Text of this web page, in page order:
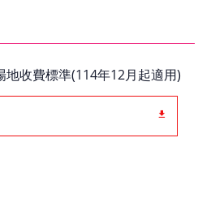
收費標準(114年12月起適用)